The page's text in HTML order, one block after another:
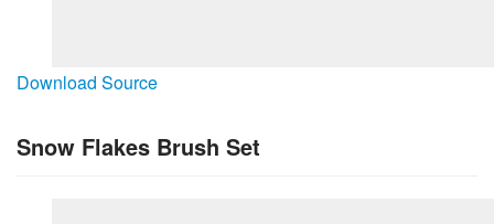
Download Source
Snow Flakes Brush Set